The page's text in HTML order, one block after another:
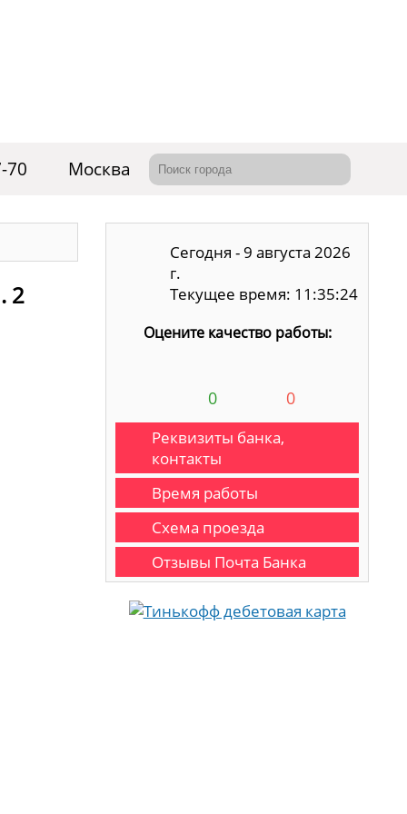
70 Москва
2
Сегодня - 9 августа 2026
г.
Текущее время: 11:35:25
Оцените качество работы:
0 0
Реквизиты банка,
контакты
Время работы
Схема проезда
Отзывы Почта Банка